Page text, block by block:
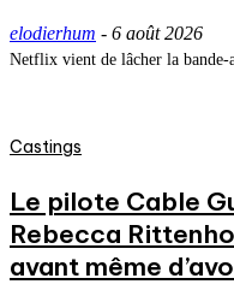
elodierhum - 6 août 2026
Netflix vient de lâcher la bande-
Castings
Le pilote Cable
Rebecca
avant même